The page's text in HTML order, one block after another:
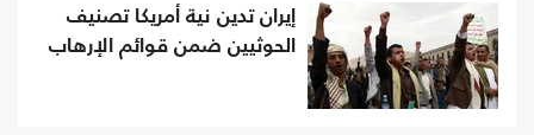
إيران تدين نية أمريكا تصنيف
الحوثيين ضمن قوائم الإرهاب